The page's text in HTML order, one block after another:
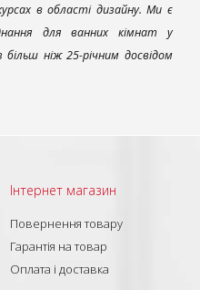
в області дизайну. Ми є
для ванних кімнат у
більш ніж 25-річним досвідом
Інтернет магазин
Повернення товару
Гарантія на товар
Оплата і доставка